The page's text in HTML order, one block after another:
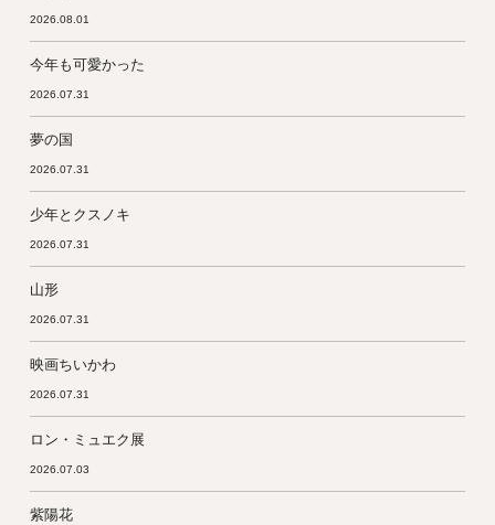
2026.08.01
今年も可愛かった
2026.07.31
夢の国
2026.07.31
少年とクスノキ
2026.07.31
山形
2026.07.31
映画ちいかわ
2026.07.31
ロン・ミュエク展
2026.07.03
紫陽花